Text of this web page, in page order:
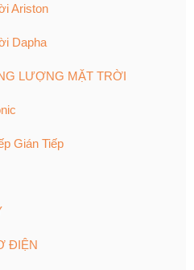
Ariston
Dapha
LƯỢNG MẶT TRỜI
Gián Tiếp
ĐIỆN